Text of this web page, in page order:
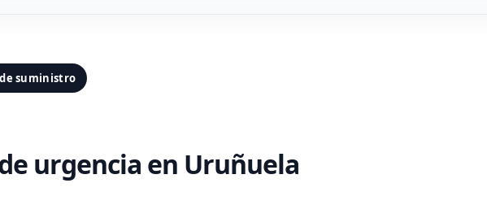
suministro
urgencia en Uruñuela